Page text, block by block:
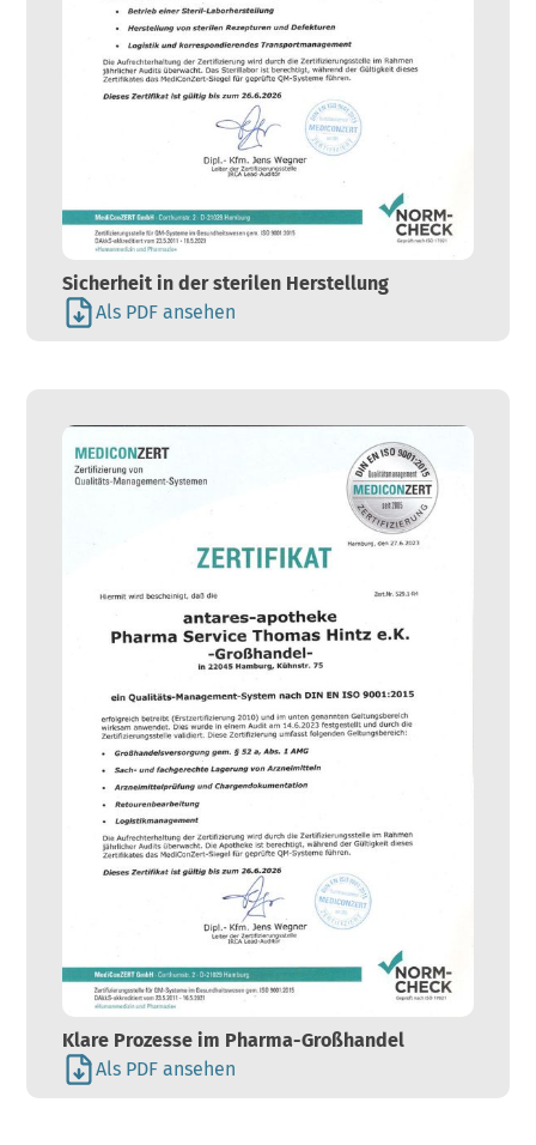
Sicherheit in der sterilen Herstellung
Als PDF ansehen
Klare Prozesse im Pharma-Großhandel
Als PDF ansehen